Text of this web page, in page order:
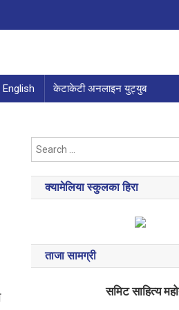
English केटाकेटी अनलाइन युट्युब
क्यामेलिया स्कुलका हिरा
ताजा सामग्री
समिट साहित्य